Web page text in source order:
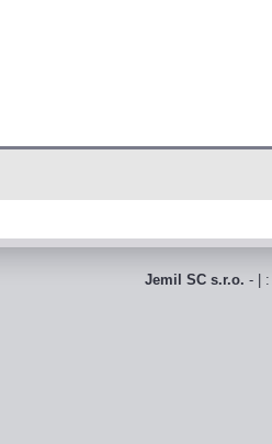
Jemil SC s.r.o. - |